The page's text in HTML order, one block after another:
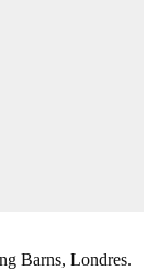
Barns, Londres.